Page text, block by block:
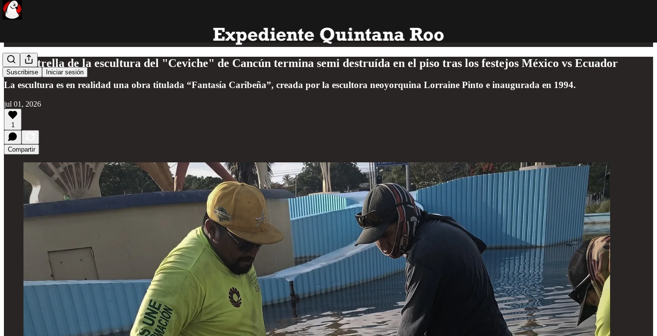
Suscribirse Iniciar sesión
Una estrella de la escultura del "Ceviche" de Cancún termina semi destruída en el piso tras los festejos México vs Ecuador
La escultura es en realidad una obra titulada “Fantasía Caribeña”, creada por la escultora neoyorquina Lorraine Pinto e inaugurada en 1994.
jul 01, 2026
1
Compartir